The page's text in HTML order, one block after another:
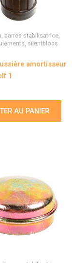
barres stabilisatrice,
silentblocs
amortisseur
1
AU PANIER